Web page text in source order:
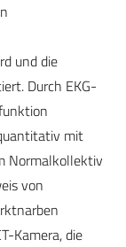
und die
Durch EKG-
mit
Normalkollektiv
von
Kamera, die